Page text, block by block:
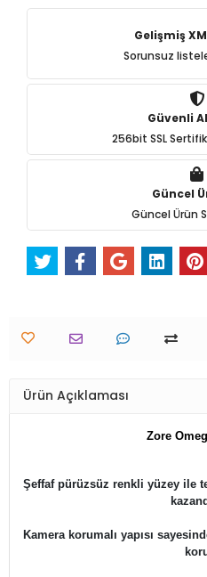
Gelişmiş
Sorunsuz
Güvenli
256bit SSL
Güncel
Güncel Ürün
Ürün Açıklaması
Zore
Şeffaf pürüzsüz renkli yüzey ile
Kamera korumalı yapısı